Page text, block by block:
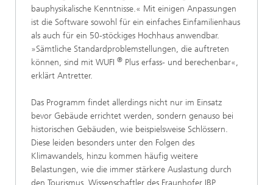
bauphysikalische Kenntnisse.« Mit einigen Anpassungen
ist die Software sowohl für ein einfaches Einfamilienhaus
als auch für ein 50-stöckiges Hochhaus anwendbar.
»Sämtliche Standardproblemstellungen, die auftreten
können, sind mit WUFI ® Plus erfass- und berechenbar«,
erklärt Antretter.
Das Programm findet allerdings nicht nur im Einsatz
bevor Gebäude errichtet werden, sondern genauso bei
historischen Gebäuden, wie beispielsweise Schlössern.
Diese leiden besonders unter den Folgen des
Klimawandels, hinzu kommen häufig weitere
Belastungen, wie die immer stärkere Auslastung durch
den Tourismus. Wissenschaftler des Fraunhofer IBP